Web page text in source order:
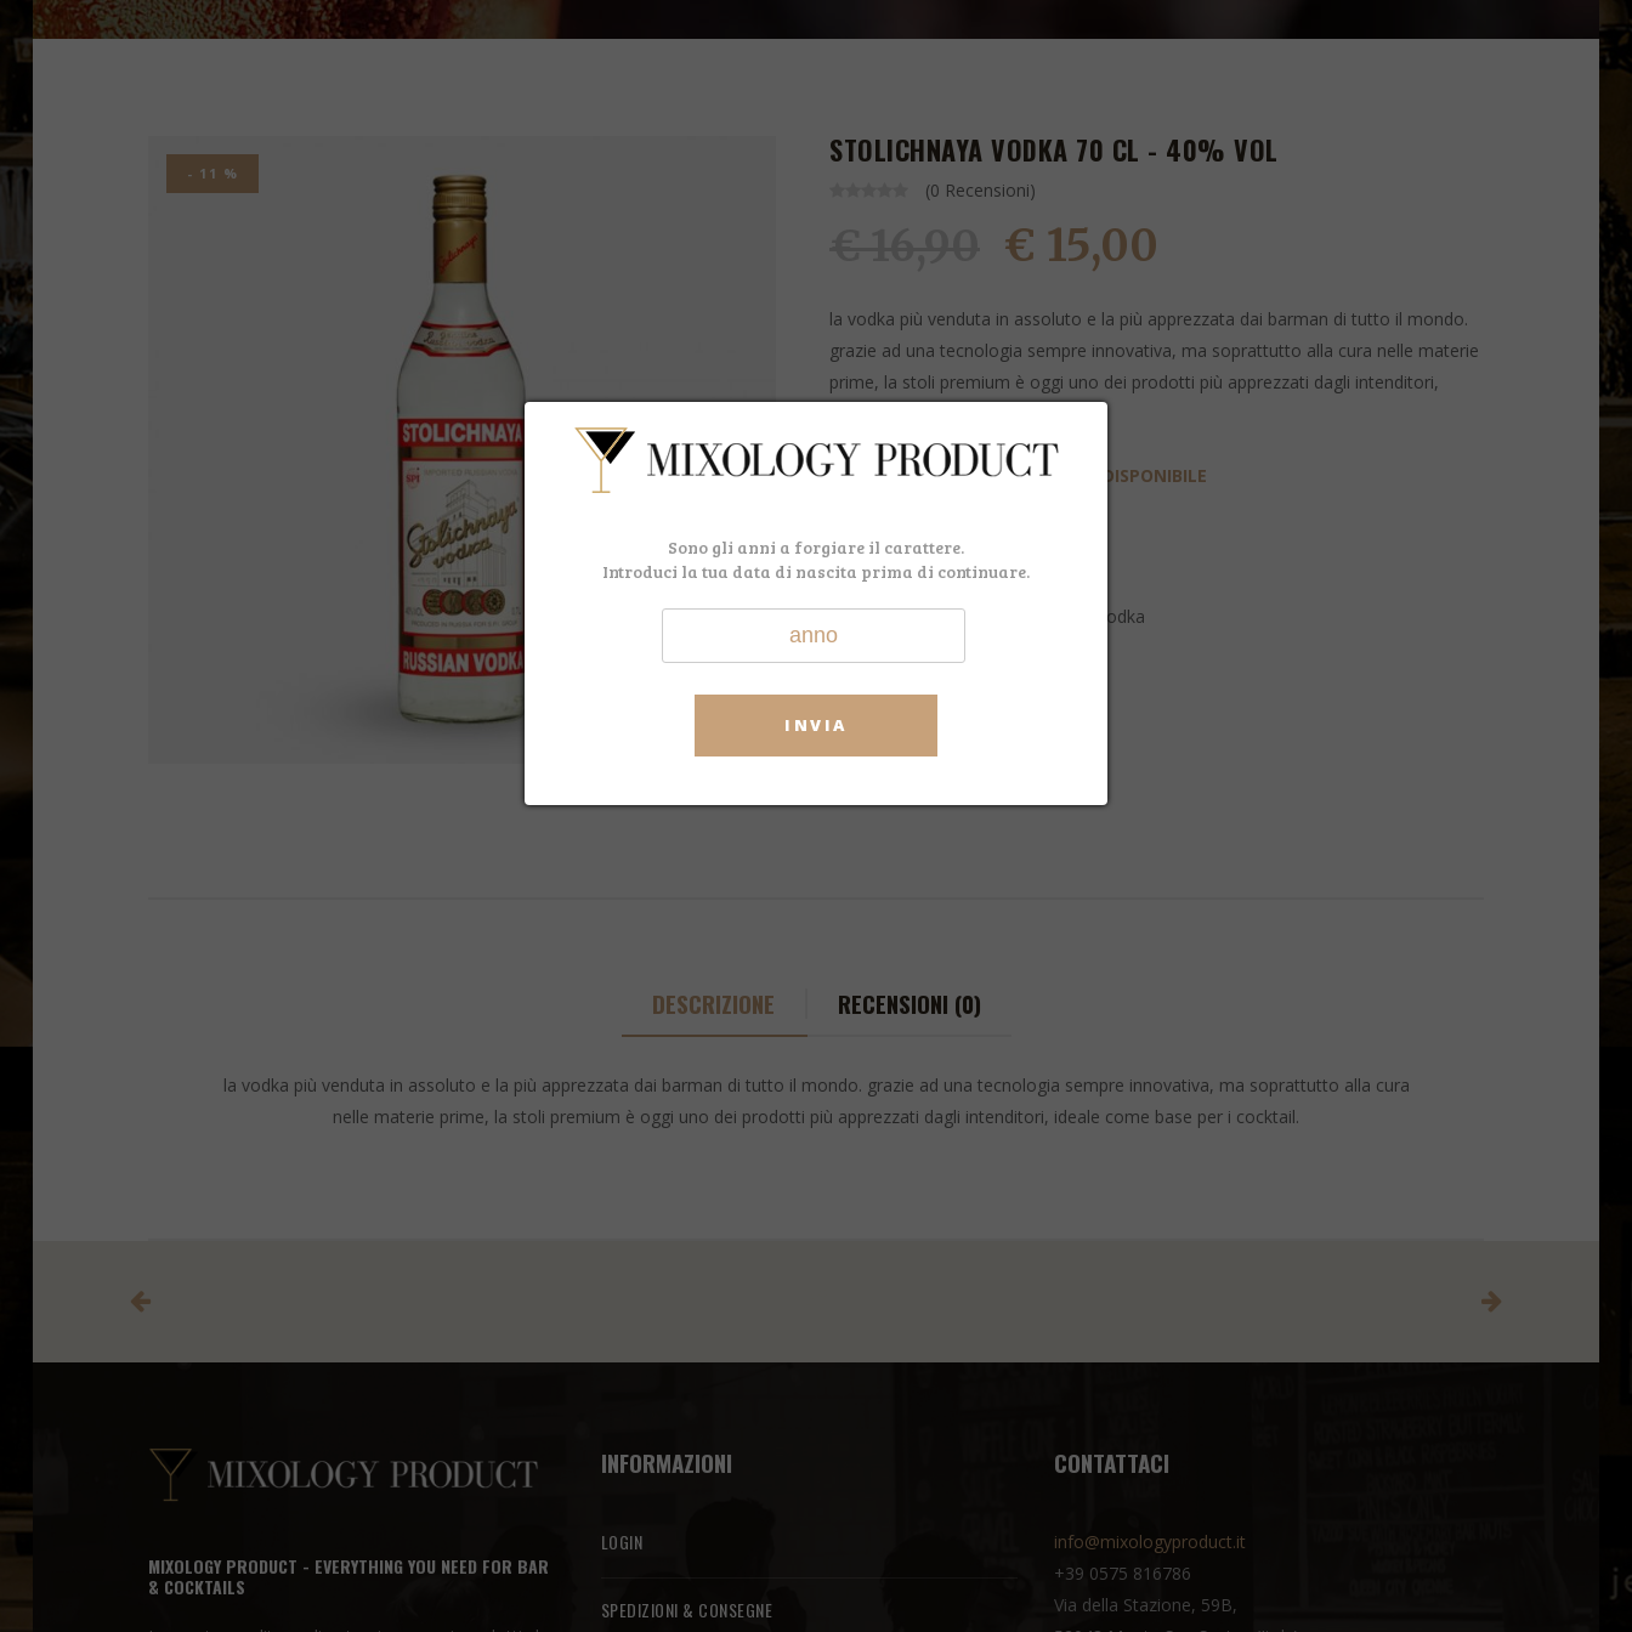
- 11 %
STOLICHNAYA VODKA 70 CL - 40% VOL
(0 Recensioni)
€ 15,00
la vodka più venduta in assoluto e la più apprezzata dai barman di tutto il mondo.
grazie ad una tecnologia sempre innovativa, ma soprattutto alla cura nelle materie
prime, la stoli premium è oggi uno dei prodotti più apprezzati dagli intenditori,
ARTICOLO ATTUALMENTE NON DISPONIBILE
CODICE: STOLY
CATEGORIA: Vodka
TAG: Stolichnayavodka Vodka
DESCRIZIONE RECENSIONI (0)
la vodka più venduta in assoluto e la più apprezzata dai barman di tutto il mondo. grazie ad una tecnologia sempre innovativa, ma soprattutto alla cura
nelle materie prime, la stoli premium è oggi uno dei prodotti più apprezzati dagli intenditori, ideale come base per i cocktail.
MIXOLOGY PRODUCT - EVERYTHING YOU NEED FOR BAR
& COCKTAILS
INFORMAZIONI
LOGIN
SPEDIZIONI & CONSEGNE
CONTATTACI
info@mixologyproduct.it
+39 0575 816786
Via della Stazione, 59B,
Sono gli anni a forgiare il carattere.
Introduci la tua data di nascita prima di continuare.
INVIA